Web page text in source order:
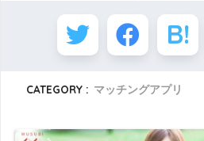
CATEGORY : マッチングアプリ